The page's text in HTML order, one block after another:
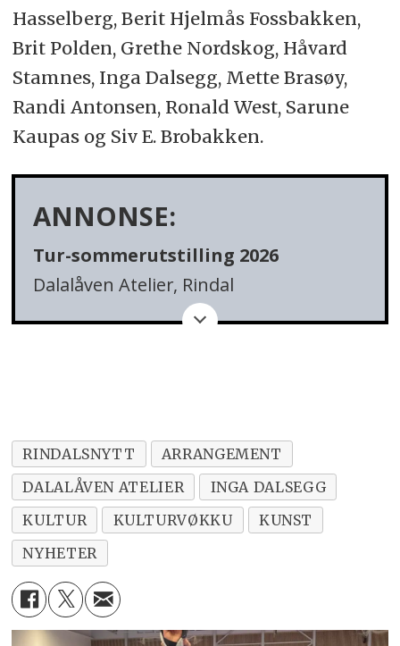
Hasselberg, Berit Hjelmås Fossbakken,
Brit Polden, Grethe Nordskog, Håvard
Stamnes, Inga Dalsegg, Mette Brasøy,
Randi Antonsen, Ronald West, Sarune
Kaupas og Siv E. Brobakken.
ANNONSE:
Tur-sommerutstilling 2026
Dalalåven Atelier, Rindal
Lørdag 27. juni
Utstillingen vises daglig 27. juni–5. juli
RINDALSNYTT
ARRANGEMENT
DALALÅVEN ATELIER
INGA DALSEGG
KULTUR
KULTURVØKKU
KUNST
NYHETER